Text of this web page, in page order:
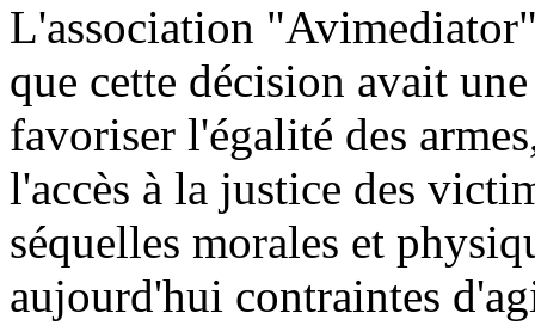
L'association
que cette décision avait
favoriser l'égalité des
l'accès à la justice des
séquelles morales et
aujourd'hui contraintes